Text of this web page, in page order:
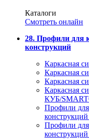
Каталоги
Смотреть онлайн
28. Профили для
конструкций
Каркасная
Каркасная
Каркасная
Каркасная
КУБ/
Профили
Профили